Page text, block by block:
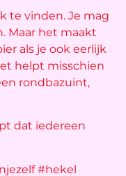
te vinden. Je mag
Maar het maakt
als je ook eerlijk
helpt misschien
rondbazuint,
dat iedereen
#hekel